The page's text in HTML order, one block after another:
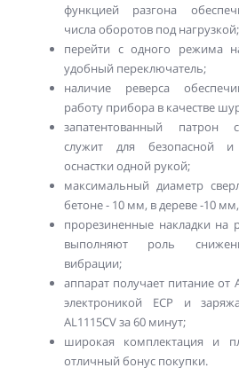
функцией разгона
числа оборотов под нагрузкой;
перейти с одного режима
удобный переключатель;
наличие реверса
работу прибора в качестве
запатентованный патрон
служит для безопасной
оснастки одной рукой;
максимальный диаметр
бетоне - 10 мм, в дереве -10
прорезиненные накладки на
выполняют роль
вибрации;
аппарат получает питание от
электроникой ECP и
AL1115CV за 60 минут;
широкая комплектация и
отличный бонус покупки.